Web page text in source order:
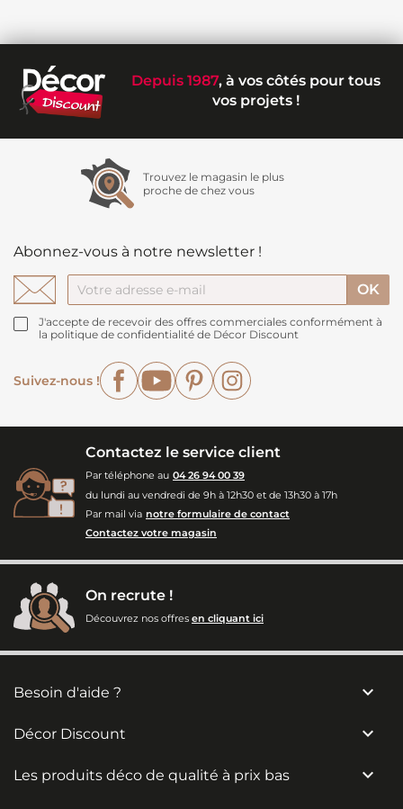
Depuis 1987, à vos côtés pour tous
vos projets !
Trouvez le magasin le plus
proche de chez vous
Abonnez-vous à notre newsletter !
J'accepte de recevoir des offres commerciales conformément à
la politique de confidentialité de Décor Discount
Suivez-nous !
FacebookYouTubePinterest
Contactez le service client
Par téléphone au 04 26 94 00 39
du lundi au vendredi de 9h à 12h30 et de 13h30 à 17h
Par mail via notre formulaire de contact
Contactez votre magasin
On recrute !
Découvrez nos offres en cliquant ici
Besoin d'aide ? 
Décor Discount 
Les produits déco de qualité à prix bas 